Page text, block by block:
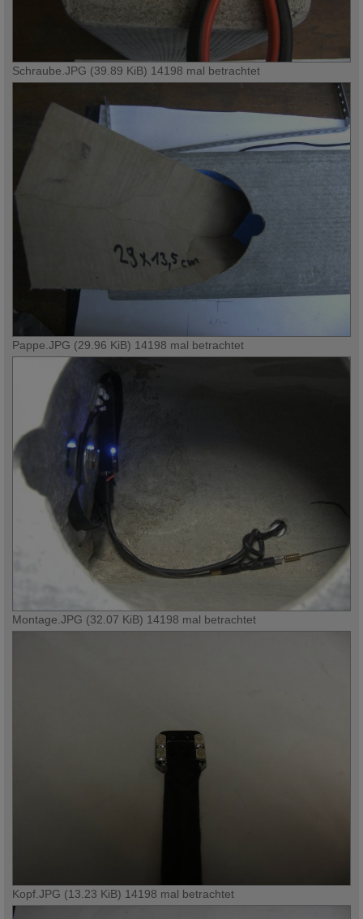
Schraube.JPG (39.89 KiB) 14198 mal betrachtet
Pappe.JPG (29.96 KiB) 14198 mal betrachtet
Montage.JPG (32.07 KiB) 14198 mal betrachtet
Kopf.JPG (13.23 KiB) 14198 mal betrachtet